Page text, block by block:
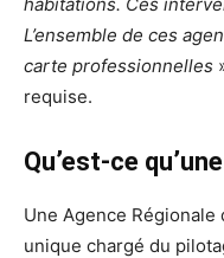
L’ensemble de ces
carte professionnelles
requise.
Qu’est-ce
Une Agence
unique chargé du